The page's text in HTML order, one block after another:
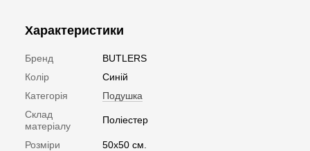
Характеристики
Бренд
BUTLERS
Колір
Синій
Категорія
Подушка
Склад
матеріалу
Поліестер
Розміри
50х50 см.